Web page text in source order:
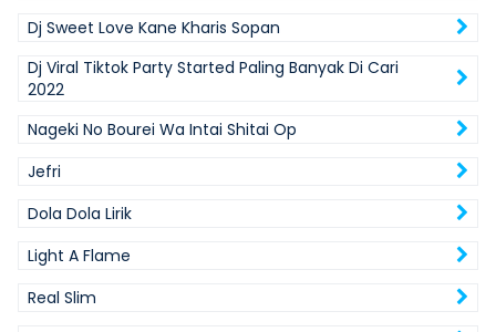
Dj Sweet Love Kane Kharis Sopan
Dj Viral Tiktok Party Started Paling Banyak Di Cari
2022
Nageki No Bourei Wa Intai Shitai Op
Jefri
Dola Dola Lirik
Light A Flame
Real Slim